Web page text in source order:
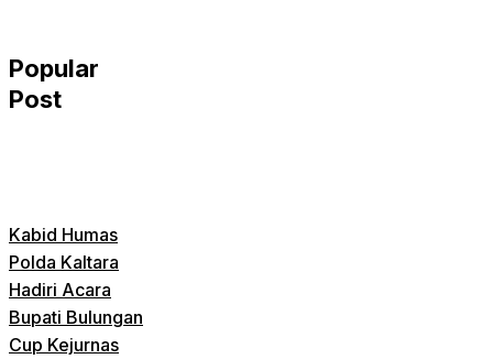
Popular
Post
Kabid Humas
Polda Kaltara
Hadiri Acara
Bupati Bulungan
Cup Kejurnas